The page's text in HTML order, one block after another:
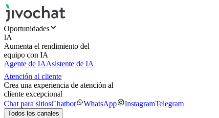
Oportunidades
IA
Aumenta el rendimiento del
equipo con IA
Agente de IAAsistente de IA
Atención al cliente
Crea una experiencia de atención al
cliente excepcional
Chat para sitiosChatbot WhatsApp InstagramTelegram
Todos los canales